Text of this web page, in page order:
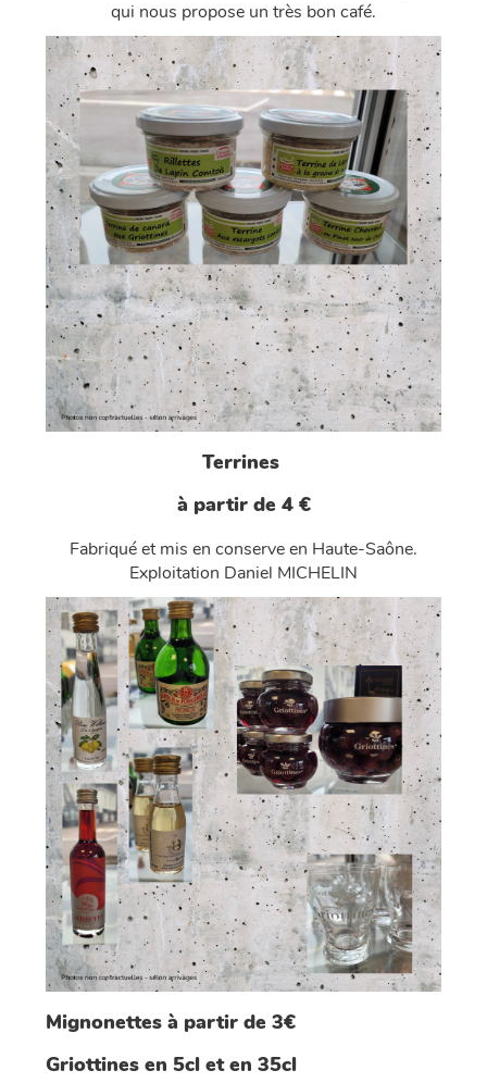
qui nous propose un très bon café.
Terrines
à partir de 4 €
Fabriqué et mis en conserve en Haute-Saône.
Exploitation Daniel MICHELIN
Mignonettes à partir de 3€
Griottines en 5cl et en 35cl